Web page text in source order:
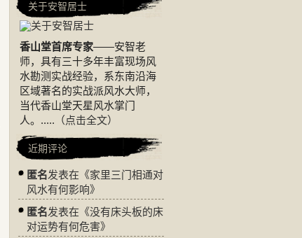
关于安智居士
香山堂首席专家——安智老
师，具有三十多年丰富现场风
水勘测实战经验，系东南沿海
区域著名的实战派风水大师，
当代香山堂天星风水掌门
人。..... （点击全文）
近期评论
匿名发表在《家里三门相通对
风水有何影响》
匿名发表在《没有床头板的床
对运势有何危害》